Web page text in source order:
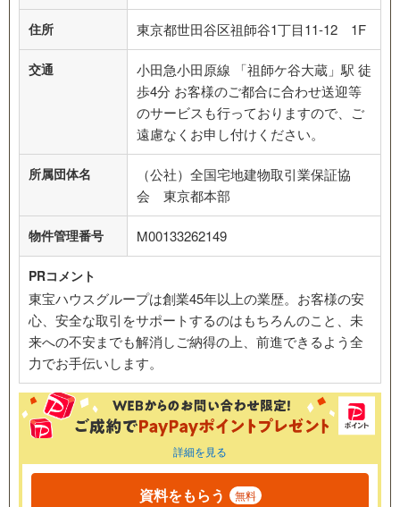
住所 東京都世田谷区祖師谷1丁目11-12 1F
交通
小田急小田原線 「祖師ケ谷大蔵」駅 徒
歩4分 お客様のご都合に合わせ送迎等
のサービスも行っておりますので、ご
遠慮なくお申し付けください。
所属団体名
（公社）全国宅地建物取引業保証協
会 東京都本部
物件管理番号 M00133262149
PRコメント
東宝ハウスグループは創業45年以上の業歴。お客様の安
心、安全な取引をサポートするのはもちろんのこと、未
来への不安までも解消しご納得の上、前進できるよう全
力でお手伝いします。
詳細を見る
資料をもらう 無料